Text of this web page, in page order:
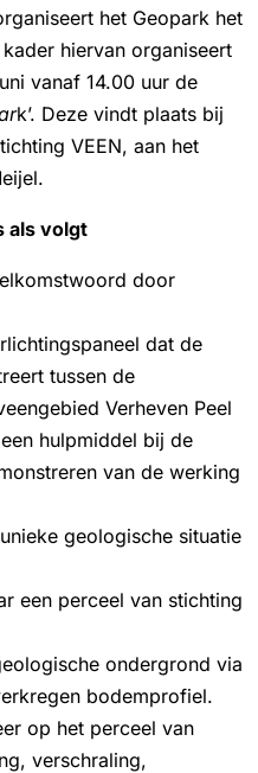
het Geopark het
kader hiervan organiseert
vanaf 14.00 uur de
k’. Deze vindt plaats bij
VEEN, aan het
als volgt
door
dat de
tussen de
Verheven Peel
hulpmiddel bij de
van de werking
geologische situatie
een perceel van stichting
ondergrond via
bodemprofiel.
op het perceel van
verschraling,